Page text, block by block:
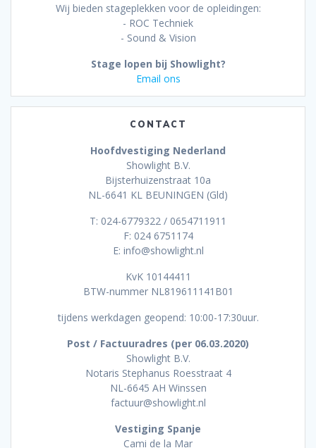
Wij bieden stageplekken voor de opleidingen:
- ROC Techniek
- Sound & Vision
Stage lopen bij Showlight?
Email ons
CONTACT
Hoofdvestiging Nederland
Showlight B.V.
Bijsterhuizenstraat 10a
NL-6641 KL BEUNINGEN (Gld)
T: 024-6779322 / 0654711911
F: 024 6751174
E: info@showlight.nl
KvK 10144411
BTW-nummer NL819611141B01
tijdens werkdagen geopend: 10:00-17:30uur.
Post / Factuuradres (per 06.03.2020)
Showlight B.V.
Notaris Stephanus Roesstraat 4
NL-6645 AH Winssen
factuur@showlight.nl
Vestiging Spanje
Cami de la Mar